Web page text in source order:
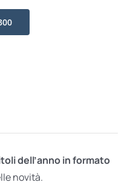
dell’anno in formato
novità.